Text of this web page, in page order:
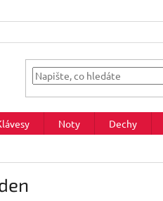
Noty Dechy